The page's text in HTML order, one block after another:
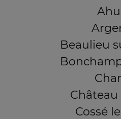
Beaulieu
Cossé